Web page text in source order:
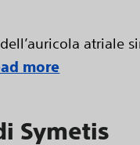
atriale
more
Symetis